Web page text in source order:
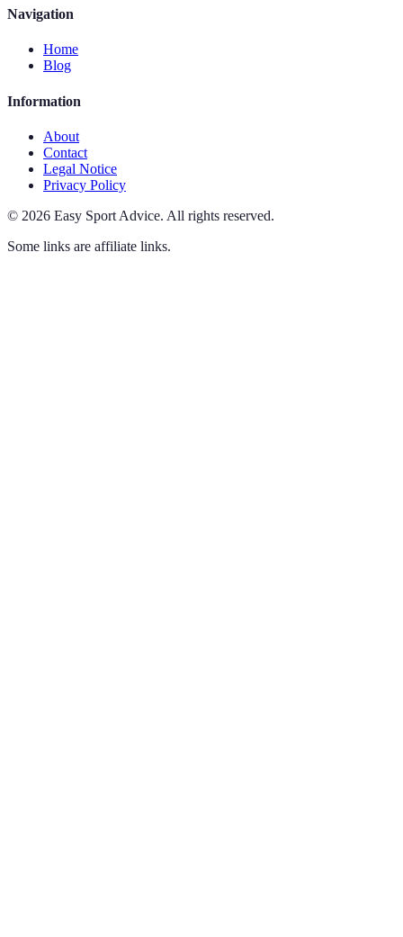
Navigation
Home
Blog
Information
About
Contact
Legal Notice
Privacy Policy
© 2026 Easy Sport Advice. All rights reserved.
Some links are affiliate links.